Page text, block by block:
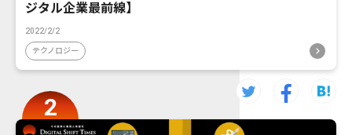
ジタル企業最前線】
2022/2/2
テクノロジー